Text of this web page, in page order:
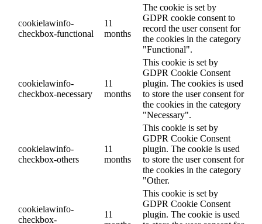
cookielawinfo-
checkbox-functional
11
months
The cookie is set by
GDPR cookie consent to
record the user consent for
the cookies in the category
"Functional".
cookielawinfo-
checkbox-necessary
11
months
This cookie is set by
GDPR Cookie Consent
plugin. The cookies is used
to store the user consent for
the cookies in the category
"Necessary".
cookielawinfo-
checkbox-others
11
months
This cookie is set by
GDPR Cookie Consent
plugin. The cookie is used
to store the user consent for
the cookies in the category
"Other.
cookielawinfo-
checkbox-
11
This cookie is set by
GDPR Cookie Consent
plugin. The cookie is used